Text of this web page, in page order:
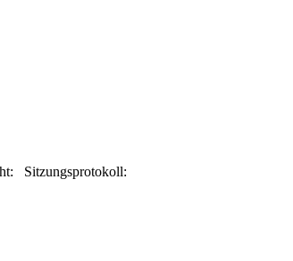
Sitzungsprotokoll: